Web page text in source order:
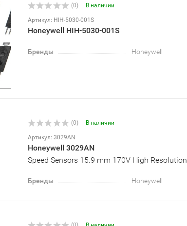
(0) В наличии
Артикул: HIH-5030-001S
Honeywell HIH-5030-001S
Бренды Honeywell
(0) В наличии
Артикул: 3029AN
Honeywell 3029AN
Speed Sensors 15.9 mm 170V High Resolution
Бренды Honeywell